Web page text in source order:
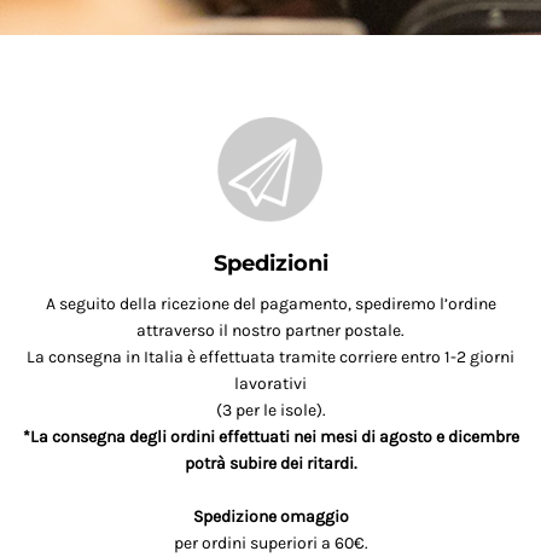
Spedizioni
A seguito della ricezione del pagamento, spediremo l’ordine
attraverso il nostro partner postale.
La consegna in Italia è effettuata tramite corriere entro 1-2 giorni
lavorativi
(3 per le isole).
*La consegna degli ordini effettuati nei mesi di agosto e dicembre
potrà subire dei ritardi.
Spedizione omaggio
per ordini superiori a 60€.